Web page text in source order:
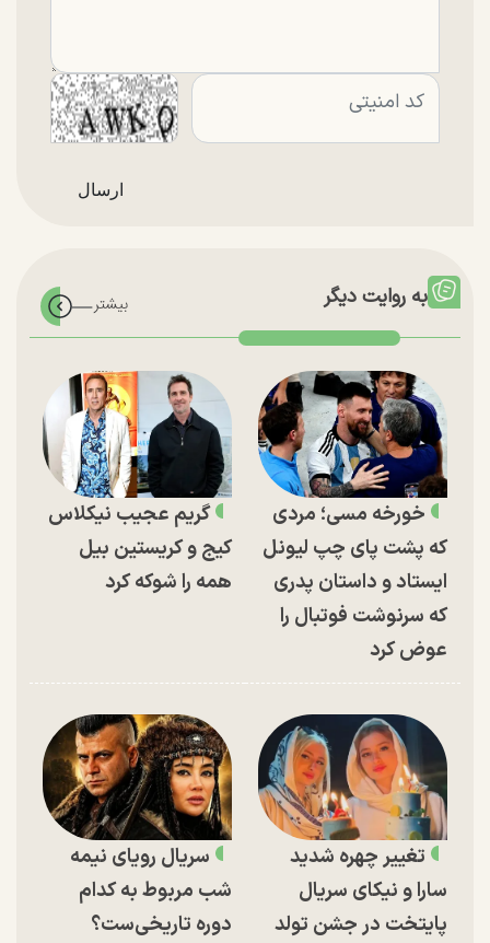
به روایت دیگر
خورخه مسی؛ مردی
که پشت پای چپ لیونل
ایستاد و داستان پدری
که سرنوشت فوتبال را
عوض کرد
گریم عجیب نیکلاس
کیج و کریستین بیل
همه را شوکه کرد
تغییر چهره شدید
سارا و نیکای سریال
پایتخت در جشن تولد
سریال رویای نیمه
شب مربوط به کدام
دوره تاریخی‌ست؟